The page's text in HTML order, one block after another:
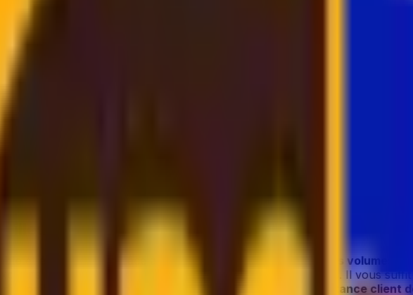
tarif
. Grâce à nos partenariats solides et à nos volumes
. Il vous
assistance client